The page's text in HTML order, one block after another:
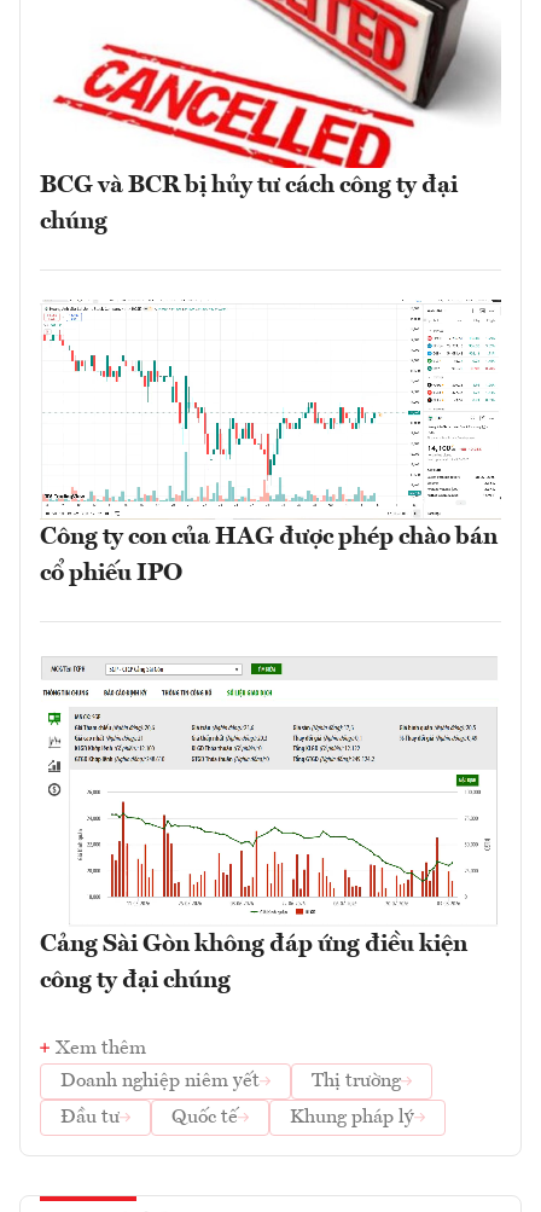
BCG và BCR bị hủy tư cách công ty đại
chúng
Công ty con của HAG được phép chào bán
cổ phiếu IPO
Cảng Sài Gòn không đáp ứng điều kiện
công ty đại chúng
Xem thêm
Doanh nghiệp niêm yết
Thị trường
Đầu tư
Quốc tế Khung pháp lý